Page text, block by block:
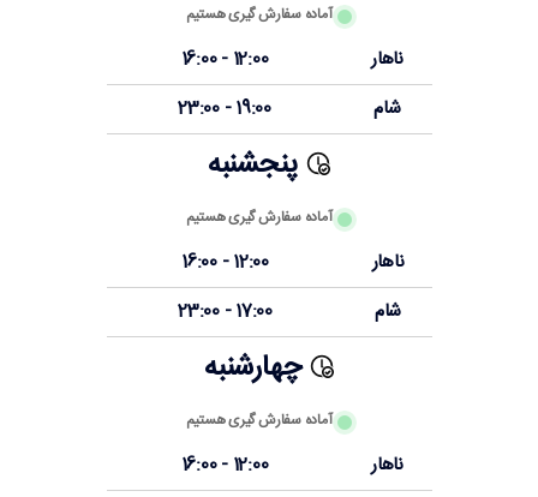
آماده سفارش گیری هستیم
ناهار
12:00 - 16:00
شام
19:00 - 23:00
پنجشنبه
آماده سفارش گیری هستیم
ناهار
12:00 - 16:00
شام
17:00 - 23:00
چهارشنبه
آماده سفارش گیری هستیم
ناهار
12:00 - 16:00